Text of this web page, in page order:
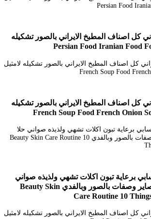
كل اصناف المطبخ الايراني بالصور تشكيله
كل اصناف المطبخ الايراني بالصور تشكيله
برعاية تبون اكلات تشهي ولذيذه صواني
حلا مالح معجنات عصاير وصفات بالصور وبالفدي Beauty Skin
Care Routine 10